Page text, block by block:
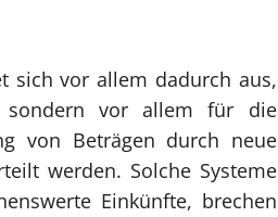
sich vor allem dadurch aus,
sondern vor allem für die
von Beträgen durch neue
werden. Solche Systeme
Einkünfte, brechen